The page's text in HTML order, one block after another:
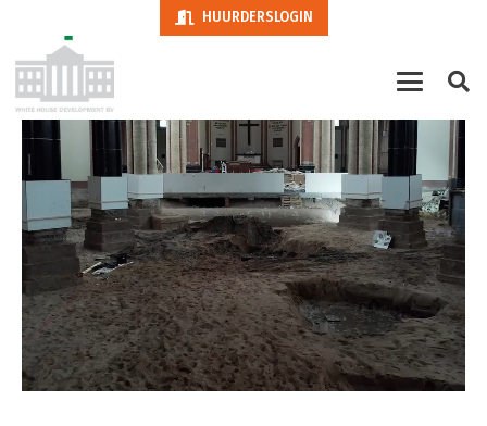
HUURDERSLOGIN